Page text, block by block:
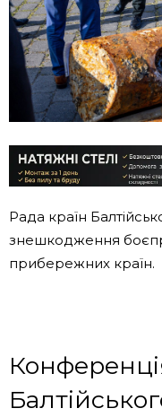
Рада країн
знешкодження
прибережних країн.